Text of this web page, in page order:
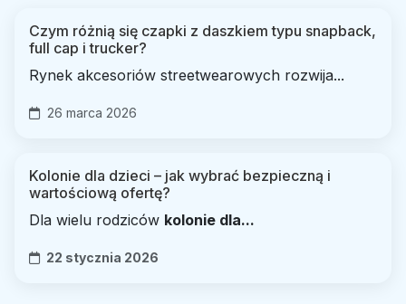
Czym różnią się czapki z daszkiem typu snapback,
full cap i trucker?
Rynek akcesoriów streetwearowych rozwija...
26 marca 2026
Kolonie dla dzieci – jak wybrać bezpieczną i
wartościową ofertę?
Dla wielu rodziców kolonie dla...
22 stycznia 2026